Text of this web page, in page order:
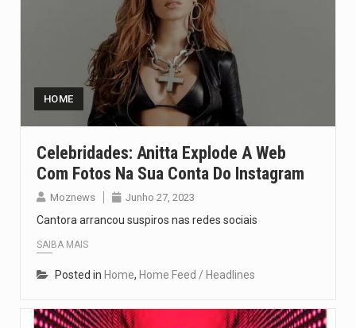
HOME
Celebridades: Anitta Explode A Web
Com Fotos Na Sua Conta Do Instagram
Moznews Junho 27, 2023
Cantora arrancou suspiros nas redes sociais
SAIBA MAIS
Posted in Home, Home Feed / Headlines